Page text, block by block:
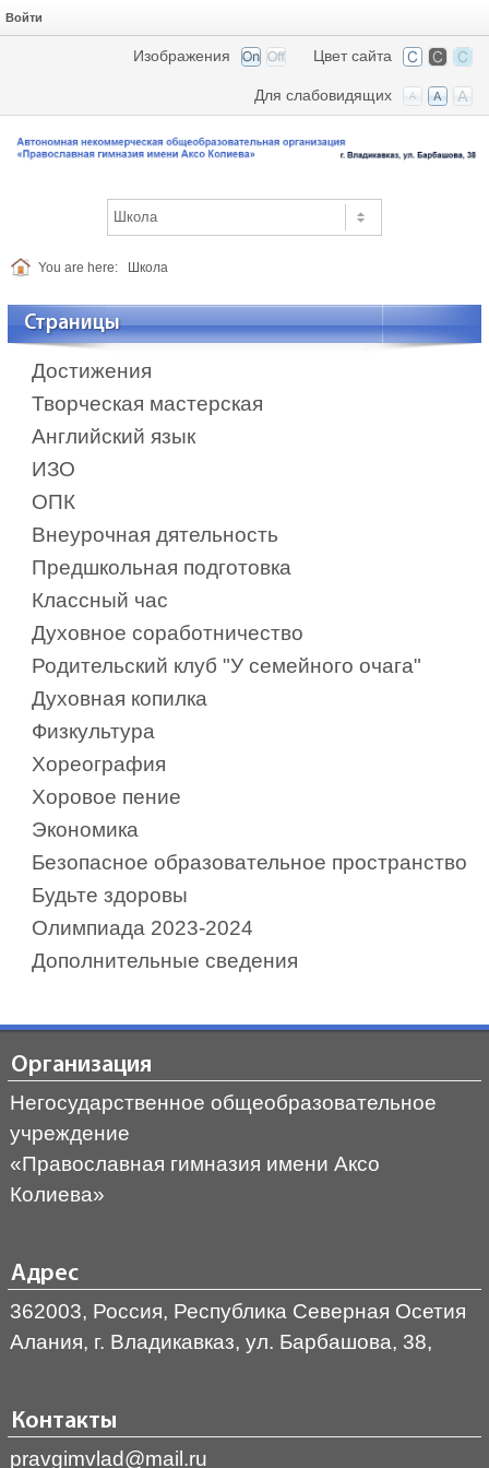
Войти
Цвет сайта
Изображения
Для слабовидящих
You are here: Школа
Страницы
Достижения
Творческая мастерская
Английский язык
ИЗО
ОПК
Внеурочная дятельность
Предшкольная подготовка
Классный час
Духовное соработничество
Родительский клуб "У семейного очага"
Духовная копилка
Физкультура
Хореография
Хоровое пение
Экономика
Безопасное образовательное пространство
Будьте здоровы
Олимпиада 2023-2024
Дополнительные сведения
Организация
Негосударственное общеобразовательное
учреждение
«Православная гимназия имени Аксо
Колиева»
Адрес
362003, Россия, Республика Северная Осетия
Алания, г. Владикавказ, ул. Барбашова, 38,
Контакты
pravgimvlad@mail.ru